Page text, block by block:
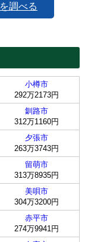
調べる
小樽市
292万2173円
釧路市
312万1160円
夕張市
263万3743円
留萌市
313万8935円
美唄市
304万3200円
赤平市
274万9941円